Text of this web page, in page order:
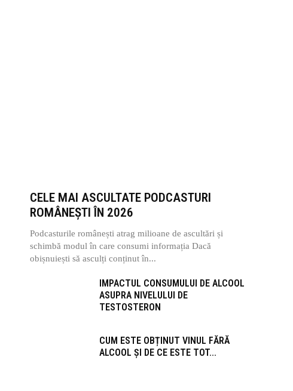
CELE MAI ASCULTATE PODCASTURI
ROMÂNEȘTI ÎN 2026
Podcasturile românești atrag milioane de ascultări și
schimbă modul în care consumi informația Dacă
obișnuiești să asculți conținut în...
IMPACTUL CONSUMULUI DE ALCOOL
ASUPRA NIVELULUI DE
TESTOSTERON
CUM ESTE OBȚINUT VINUL FĂRĂ
ALCOOL ȘI DE CE ESTE TOT...